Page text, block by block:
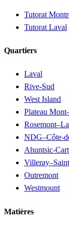
Tutorat
Tutorat Laval
Quartiers
Laval
Rive-Sud
West Island
Plateau
NDG–Côte-
Ahuntsic-
Outremont
Westmount
Matières